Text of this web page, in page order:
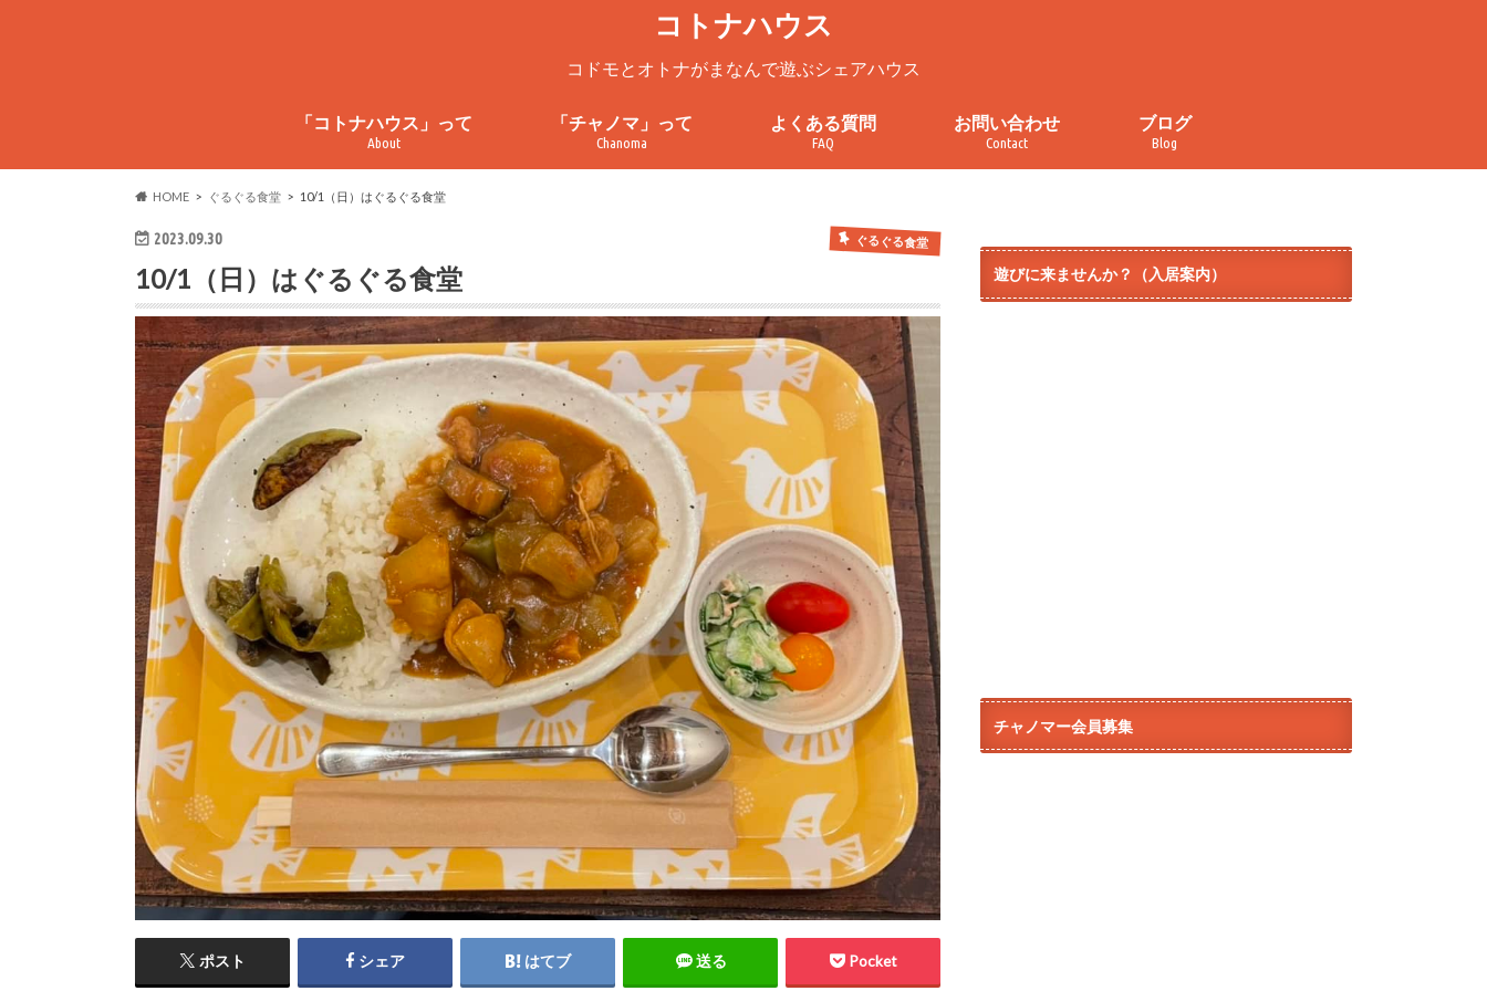
コトナハウス
コドモとオトナがまなんで遊ぶシェアハウス
「コトナハウス」って
About
「チャノマ」って
Chanoma
よくある質問
FAQ
お問い合わせ
Contact
ブログ
Blog
HOME ぐるぐる食堂 10/1（日）はぐるぐる食堂
2023.09.30 ぐるぐる食堂
10/1（日）はぐるぐる食堂
ポスト シェア はてブ 送る Pocket
遊びに来ませんか？（入居案内）
チャノマー会員募集